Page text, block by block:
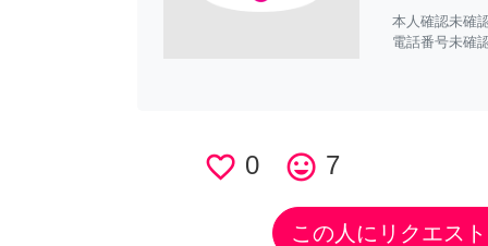
本人確認未確
電話番号未確
favorite_border 0 tag_faces 7
この人にリクエス